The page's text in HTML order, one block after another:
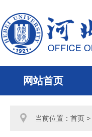
网站首页
当前位置： 首页 >